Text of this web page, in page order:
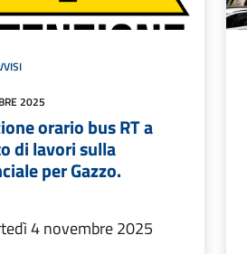
2025
orario bus RT a
di lavori sulla
per Gazzo.
4 novembre 2025